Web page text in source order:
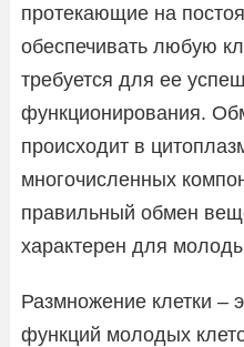
протекающие на
обеспечивать любую
требуется для ее
функционирования.
происходит в
многочисленных
правильный обмен
характерен для
Размножение клетки –
функций молодых